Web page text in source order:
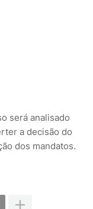
será analisado
a decisão do
dos mandatos.